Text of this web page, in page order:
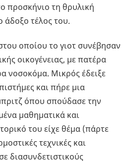
προσκήνιο τη θρυλική
άδοξο τέλος του.
οποίου το γιοτ συνέβησαν
οικογένειας, με πατέρα
νοσοκόμα. Μικρός έδειξε
και πήρε μια
όπου σπούδασε την
μαθηματικά και
του είχε θέμα (πάρτε
τεχνικές και
διασυνδετιστικούς